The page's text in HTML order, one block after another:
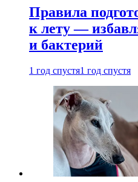
Правила
к лету —
и бактерий
1 год спустя1 год спустя